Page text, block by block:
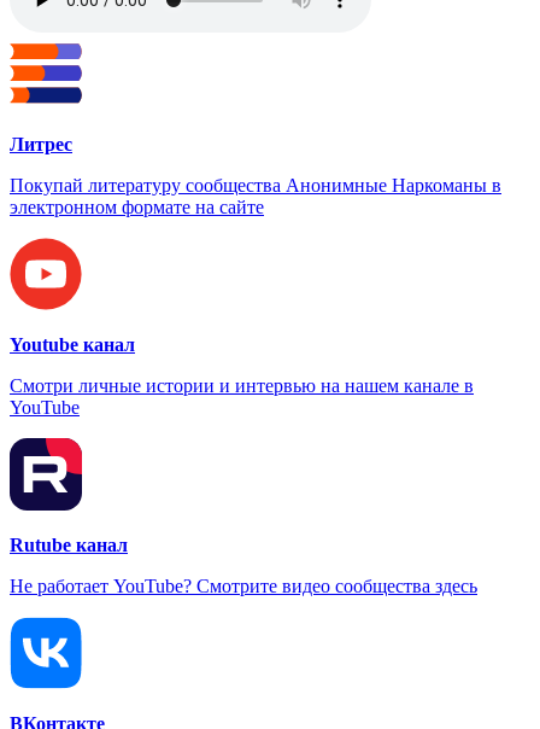
Литрес
Покупай литературу сообщества Анонимные Наркоманы в
электронном формате на сайте
Youtube канал
Смотри личные истории и интервью на нашем канале в
YouTube
Rutube канал
Не работает YouTube? Смотрите видео сообщества здесь
ВКонтакте